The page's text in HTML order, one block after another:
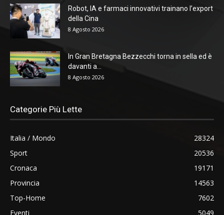
Robot, IA e farmaci innovativi trainano l’export
della Cina
8 Agosto 2026
In Gran Bretagna Bezzecchi torna in sella ed è
davanti a...
8 Agosto 2026
Categorie Più Lette
Italia / Mondo
28324
Sport
20536
Cronaca
19171
Provincia
14563
Top-Home
7602
Eventi
5049